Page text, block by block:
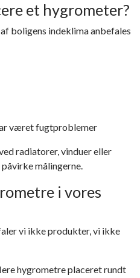
et hygrometer?
boligens indeklima anbefales
været fugtproblemer
radiatorer, vinduer eller
målingerne.
i vores
vi ikke produkter, vi ikke
hygrometre placeret rundt